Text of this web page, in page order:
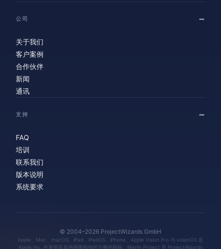
公司
关于我们
客户案例
合作伙伴
新闻
通讯
支持
FAQ
培训
联系我们
版本说明
系统要求
© 2004–2026 ProjectWizards GmbH
Apple、Mac、macOS、iPad、iPadOS、iPhone、Apple Vision Pro 与 visionOS 是
Apple Inc. 在美国及其他国家和地区注册的商标。Merlin Project 是 ProjectWizards